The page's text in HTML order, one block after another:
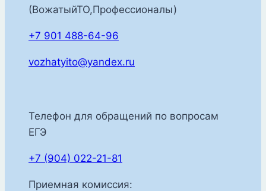
(ВожатыйТО,Профессионалы)
+7 901 488-64-96
vozhatyito@yandex.ru
Телефон для обращений по вопросам
ЕГЭ
+7 (904) 022-21-81
Приемная комиссия: